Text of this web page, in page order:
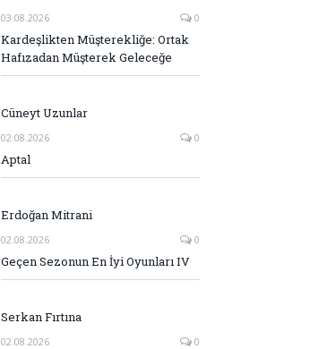
03.08.2026 0
Kardeşlikten Müşterekliğe: Ortak
Hafızadan Müşterek Geleceğe
Cüneyt Uzunlar
02.08.2026 0
Aptal
Erdoğan Mitrani
02.08.2026 0
Geçen Sezonun En İyi Oyunları IV
Serkan Fırtına
02.08.2026 0